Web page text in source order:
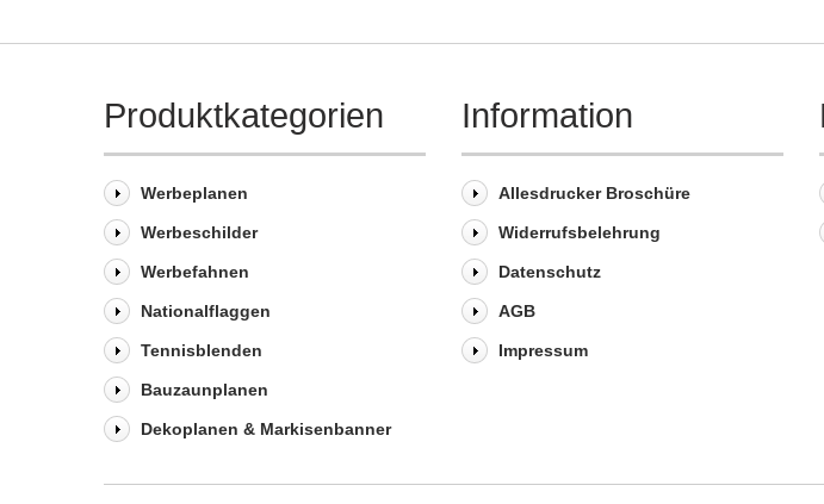
Produktkategorien
Werbeplanen
Werbeschilder
Werbefahnen
Nationalflaggen
Tennisblenden
Bauzaunplanen
Dekoplanen & Markisenbanner
Information
Allesdrucker Broschüre
Widerrufsbelehrung
Datenschutz
AGB
Impressum